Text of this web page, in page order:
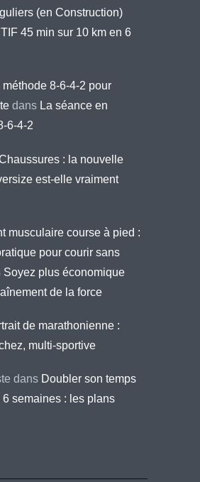
(en Construction)
45 min sur 10 km en 6
méthode 8-6-4-2 pour
dans La séance en
6-4-2
: la nouvelle
est-elle vraiment
musculaire course à pied :
pour courir sans
Soyez plus économique
de la force
de marathonienne :
multi-sportive
dans Doubler son temps
semaines : les plans